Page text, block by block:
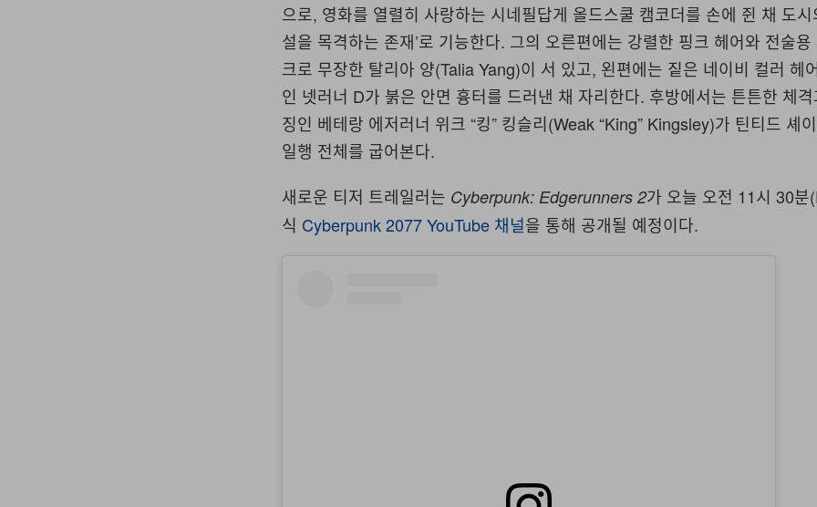
으로, 영화를 열렬히 사랑하는 시네필답게 올드스쿨 캠코더를 손에 쥔 채 도시
설을 목격하는 존재’로 기능한다. 그의 오른편에는 강렬한 핑크 헤어와 전술
크로 무장한 탈리아 양(Talia Yang)이 서 있고, 왼편에는 짙은 네이비 컬러 헤
인 넷러너 D가 붉은 안면 흉터를 드러낸 채 자리한다. 후방에서는 튼튼한 체
징인 베테랑 에저러너 위크 “킹” 킹슬리(Weak “King” Kingsley)가 틴티드 셰
일행 전체를 굽어본다.
새로운 티저 트레일러는 Cyberpunk: Edgerunners 2가 오늘 오전 11시 30분
식 Cyberpunk 2077 YouTube 채널을 통해 공개될 예정이다.